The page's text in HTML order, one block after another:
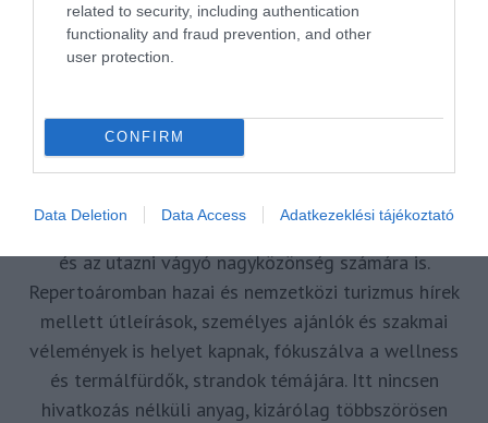
related to security, including authentication
functionality and fraud prevention, and other
user protection.
CONFIRM
Data Deletion Data Access Adatkezeklési tájékoztató
MR SPABOOK
Turisztikai szakértő, utazó blogger, vendégélmény
tanácsadó. Célom, hogy a kategória teremtő
blogmagazin keretein belül hiteles információ
forrásul és inspirációul szolgáljak a turizmus szakma
és az utazni vágyó nagyközönség számára is.
Repertoáromban hazai és nemzetközi turizmus hírek
mellett útleírások, személyes ajánlók és szakmai
vélemények is helyet kapnak, fókuszálva a wellness
és termálfürdők, strandok témájára. Itt nincsen
hivatkozás nélküli anyag, kizárólag többszörösen